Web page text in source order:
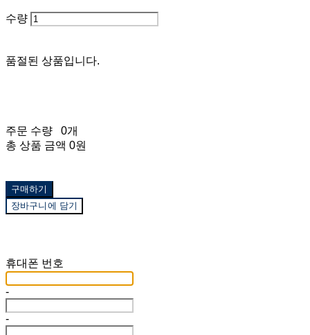
수량
품절된 상품입니다.
주문 수량
0개
총 상품 금액 0원
구매하기
장바구니에 담기
휴대폰 번호
-
-